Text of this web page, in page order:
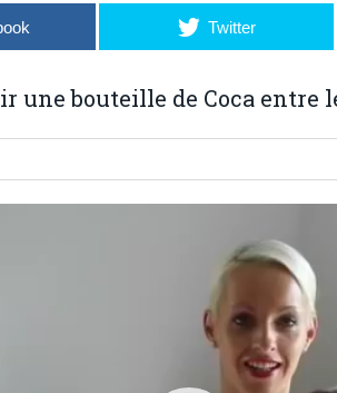
Twitter
une bouteille de Coca entre